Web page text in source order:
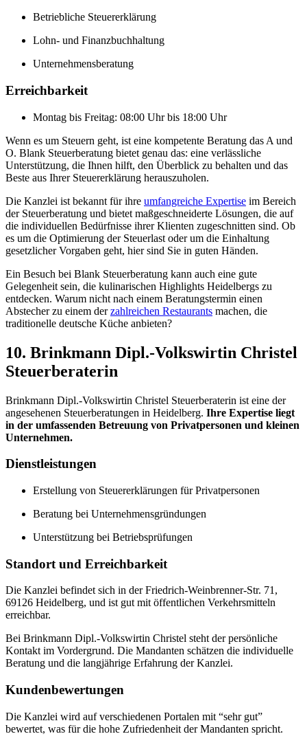
Betriebliche Steuererklärung
Lohn- und Finanzbuchhaltung
Unternehmensberatung
Erreichbarkeit
Montag bis Freitag: 08:00 Uhr bis 18:00 Uhr
Wenn es um Steuern geht, ist eine kompetente Beratung das A und
O. Blank Steuerberatung bietet genau das: eine verlässliche
Unterstützung, die Ihnen hilft, den Überblick zu behalten und das
Beste aus Ihrer Steuererklärung herauszuholen.
Die Kanzlei ist bekannt für ihre umfangreiche Expertise im Bereich
der Steuerberatung und bietet maßgeschneiderte Lösungen, die auf
die individuellen Bedürfnisse ihrer Klienten zugeschnitten sind. Ob
es um die Optimierung der Steuerlast oder um die Einhaltung
gesetzlicher Vorgaben geht, hier sind Sie in guten Händen.
Ein Besuch bei Blank Steuerberatung kann auch eine gute
Gelegenheit sein, die kulinarischen Highlights Heidelbergs zu
entdecken. Warum nicht nach einem Beratungstermin einen
Abstecher zu einem derzahlreichen Restaurants machen, die
traditionelle deutsche Küche anbieten?
10. Brinkmann Dipl.-Volkswirtin Christel
Steuerberaterin
Brinkmann Dipl.-Volkswirtin Christel Steuerberaterin ist eine der
angesehenen Steuerberatungen in Heidelberg. Ihre Expertise liegt
in der umfassenden Betreuung von Privatpersonen und kleinen
Unternehmen.
Dienstleistungen
Erstellung von Steuererklärungen für Privatpersonen
Beratung bei Unternehmensgründungen
Unterstützung bei Betriebsprüfungen
Standort und Erreichbarkeit
Die Kanzlei befindet sich in der Friedrich-Weinbrenner-Str. 71,
69126 Heidelberg, und ist gut mit öffentlichen Verkehrsmitteln
erreichbar.
Bei Brinkmann Dipl.-Volkswirtin Christel steht der persönliche
Kontakt im Vordergrund. Die Mandanten schätzen die individuelle
Beratung und die langjährige Erfahrung der Kanzlei.
Kundenbewertungen
Die Kanzlei wird auf verschiedenen Portalen mit “sehr gut”
bewertet, was für die hohe Zufriedenheit der Mandanten spricht.